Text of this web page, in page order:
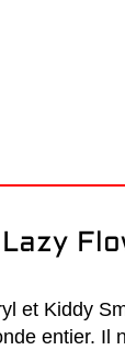
et Kiddy
entier. Il